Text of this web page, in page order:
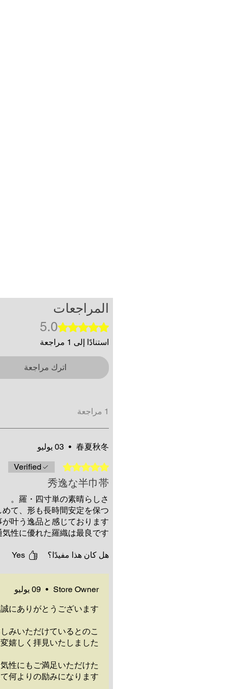
المراجعات
تم التقييم بـ 5 من أصل 5 نجوم. 5.0
استنادًا إلى 1 مراجعة
اترك مراجعة
1 مراجعة
春夏秋冬
• 03 يوليو
تم التقييم بـ 5 من أصل 5 نجوم. Verified
秀逸な半巾帯
羅・四寸単の素晴らしさ。
て、形も長時間安定を保つ
が叶う逸品と感じております。
性に優れた羅織は最良です。
هل كان هذا مفيدًا؟ Yes
Store Owner
• 09 يوليو
ありがとうございます。
みいただけているとのこ
嬉しく拝見いたしました。
性にもご満足いただけた
何よりの励みになります。